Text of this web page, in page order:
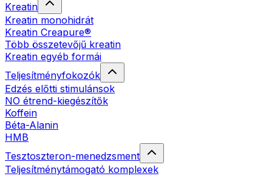
Kreatin
Kreatin monohidrát
Kreatin Creapure®
Több összetevőjű kreatin
Kreatin egyéb formái
Teljesítményfokozók
Edzés előtti stimulánsok
NO étrend-kiegészítők
Koffein
Béta-Alanin
HMB
Tesztoszteron-menedzsment
Teljesítménytámogató komplexek